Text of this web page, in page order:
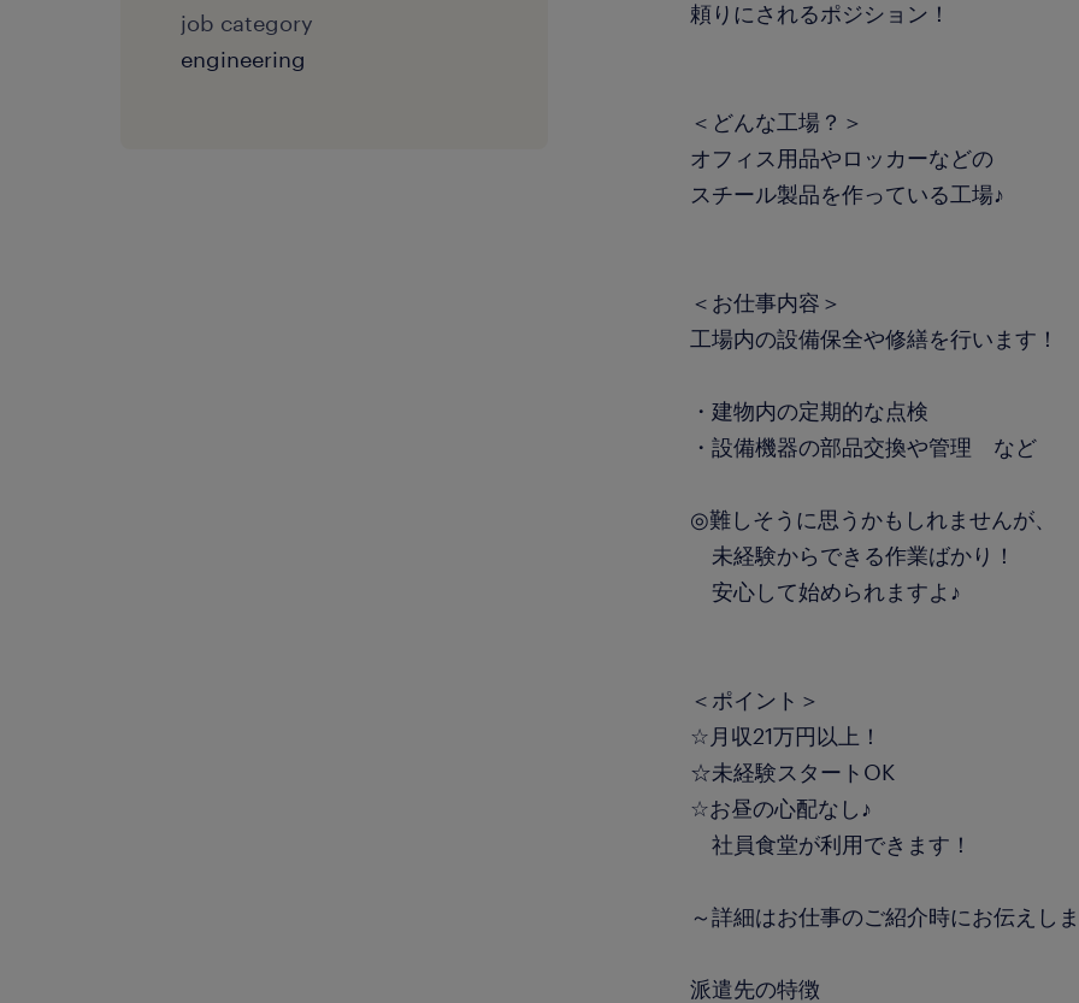
job category
engineering
頼りにされるポジション！
＜どんな工場？＞
オフィス用品やロッカーなどの
スチール製品を作っている工場♪
＜お仕事内容＞
工場内の設備保全や修繕を行います！
・建物内の定期的な点検
・設備機器の部品交換や管理 など
◎難しそうに思うかもしれませんが、
未経験からできる作業ばかり！
安心して始められますよ♪
＜ポイント＞
☆月収21万円以上！
☆未経験スタートOK
☆お昼の心配なし♪
社員食堂が利用できます！
～詳細はお仕事のご紹介時にお伝えし
派遣先の特徴